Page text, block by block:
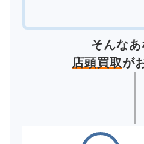
そんな
店頭買取が